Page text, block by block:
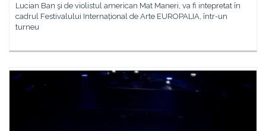
Lucian Ban şi de violistul american Mat Maneri, va fi intepretat în
cadrul Festivalului Internațional de Arte EUROPALIA, într-un
turneu